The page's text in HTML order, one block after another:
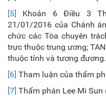
[5]
Khoản 6 Điều 3
21/01/2016 của Chánh
chức các Tòa chuyên
trực thuộc trung ương;
thuộc tỉnh và tương đương.
[6] Tham luận của thẩm
[7] Thẩm phán Lee Mi Sun